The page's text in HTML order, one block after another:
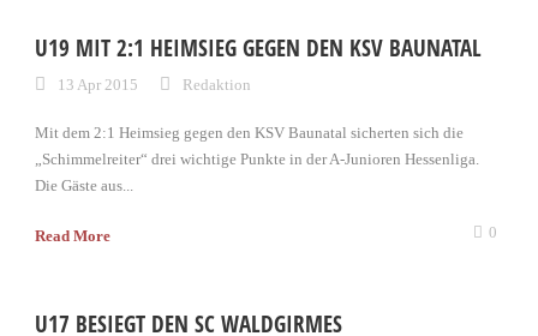
U19 MIT 2:1 HEIMSIEG GEGEN DEN KSV BAUNATAL
13 Apr 2015 Redaktion
Mit dem 2:1 Heimsieg gegen den KSV Baunatal sicherten sich die
„Schimmelreiter“ drei wichtige Punkte in der A-Junioren Hessenliga.
Die Gäste aus...
Read More 0
U17 BESIEGT DEN SC WALDGIRMES